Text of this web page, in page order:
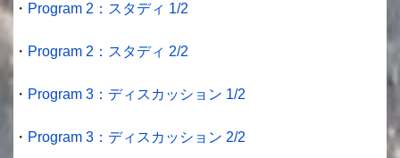
・ Program 2：スタディ 1/2
・ Program 2：スタディ 2/2
・ Program 3：ディスカッション 1/2
・ Program 3：ディスカッション 2/2